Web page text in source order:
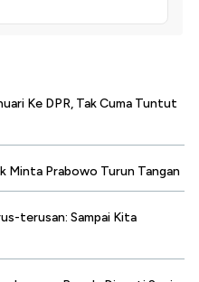
Ke DPR, Tak Cuma Tuntut
Minta Prabowo Turun Tangan
terusan: Sampai Kita